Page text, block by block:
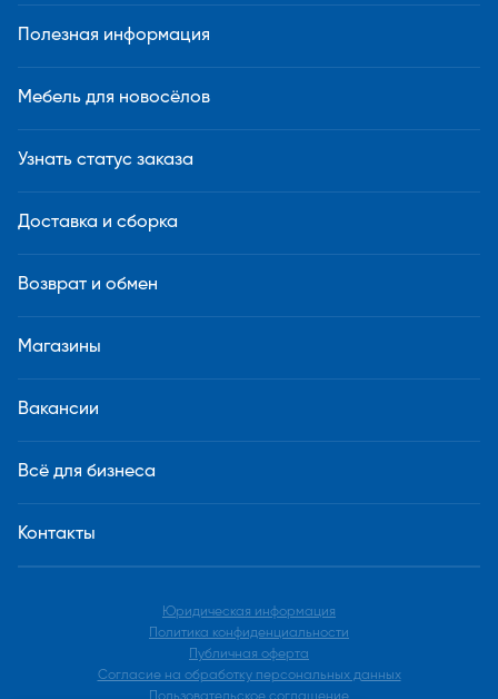
Полезная информация
Мебель для новосёлов
Узнать статус заказа
Доставка и сборка
Возврат и обмен
Магазины
Вакансии
Всё для бизнеса
Контакты
Юридическая информация
Политика конфиденциальности
Публичная оферта
Согласие на обработку персональных данных